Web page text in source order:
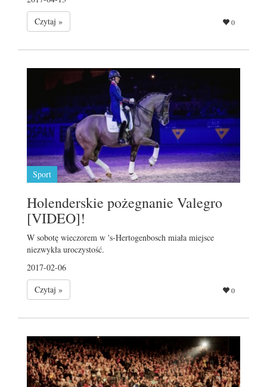
Czytaj »
0
Sport
Holenderskie pożegnanie Valegro
[VIDEO]!
W sobotę wieczorem w 's-Hertogenbosch miała miejsce
niezwykła uroczystość.
2017-02-06
Czytaj »
0